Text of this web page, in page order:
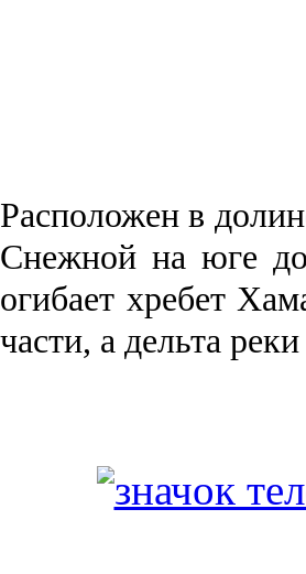
Рас­положен в
Снежной на юге
огибает хребет
части, а дельта